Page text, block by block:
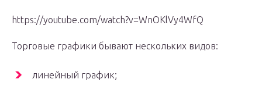
https://youtube.com/watch?v=WnOKlVy4WfQ
Торговые графики бывают нескольких видов:
линейный график;